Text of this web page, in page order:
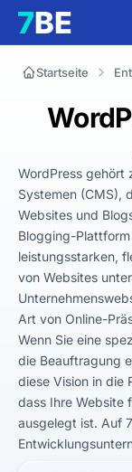
Startseite
WordPress gehört
Systemen (CMS),
Websites und
Blogging-
leistungsstarken,
von Websites
Art von Online-
Wenn Sie eine
die Beauftragung
diese Vision in die
dass Ihre Website
ausgelegt ist. Auf